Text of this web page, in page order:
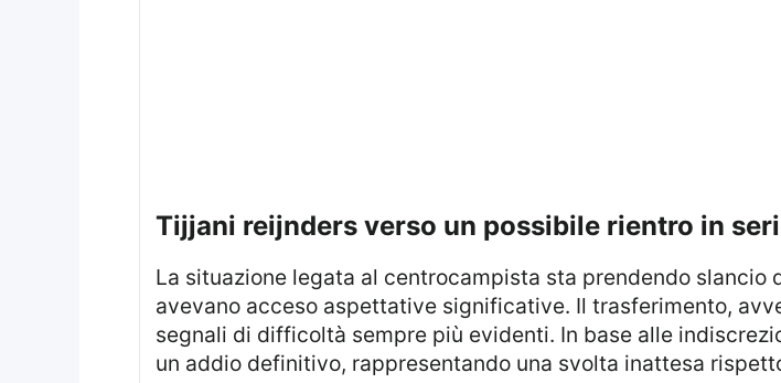
tijjani reijnders verso un possibile rientro in
La situazione legata al centrocampista sta prendendo slancio dopo un avvio e un inserimento nel progetto iniziali che
avevano acceso aspettative significative. Il trasferimento,
segnali di difficoltà sempre più evidenti. In base alle
un addio definitivo, rappresentando una svolta inattesa